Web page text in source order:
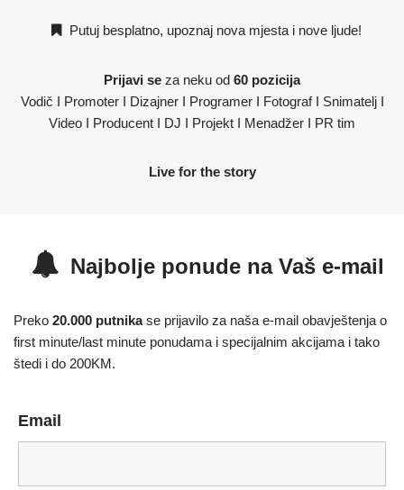
Putuj besplatno, upoznaj nova mjesta i nove ljude!
Prijavi se za neku od 60 pozicija
Vodič I Promoter I Dizajner I Programer I Fotograf I Snimatelj I
Video I Producent I DJ I Projekt I Menadžer I PR tim
Live for the story
Najbolje ponude na Vaš e-mail
Preko 20.000 putnikase prijavilo za naša e-mail obavještenja o
first minute/last minute ponudama i specijalnim akcijama i tako
štedi i do 200KM.
Email